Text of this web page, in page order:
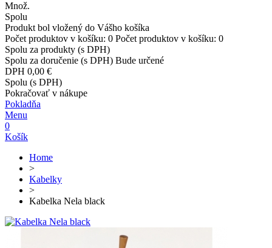
Množ.
Spolu
Produkt bol vložený do Vášho košíka
Počet produktov v košíku: 0 Počet produktov v košíku: 0
Spolu za produkty (s DPH)
Spolu za doručenie (s DPH) Bude určené
DPH 0,00 €
Spolu (s DPH)
Pokračovať v nákupe
Pokladňa
Menu
0
Košík
Home
>
Kabelky
>
Kabelka Nela black